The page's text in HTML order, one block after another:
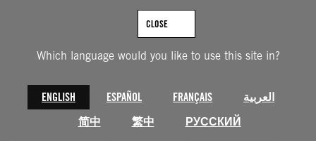
Which language would you like to use this site in?
ENGLISH ESPAÑOL FRANÇAIS
العربية
简中
繁中 РУССКИЙ
CLOSE